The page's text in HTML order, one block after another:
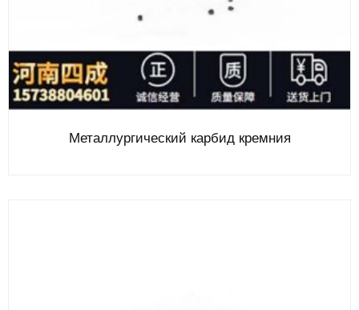
Металлургический карбид кремния